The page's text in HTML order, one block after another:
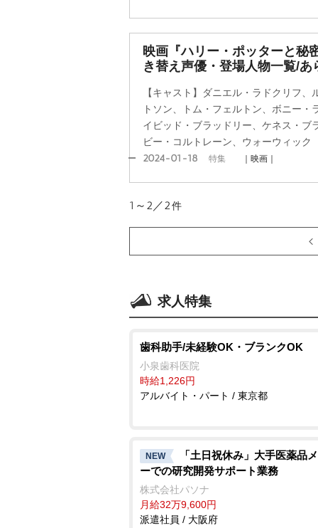
映画『ハリー・ポッターと秘
き替え声優・登場人物一覧/あ
【キャスト】ダニエル・ラドクリフ
トソン、トム・フェルトン、ボニー
イビッド・ブラッドリー、ケネス・ブ
ビー・コルトレーン、ウォーウィック
2024-01-18 特集 ｜映画｜
1～2／2件
求人特集
歯科助手/未経験OK・ブランクOK
小泉歯科医院
時給1,226円
アルバイト・パート / 東京都
NEW
「土日祝休み」大手医薬品
ーでの研究開発サポート業務
株式会社パソナ
月給32万9,600円
派遣社員 / 大阪府